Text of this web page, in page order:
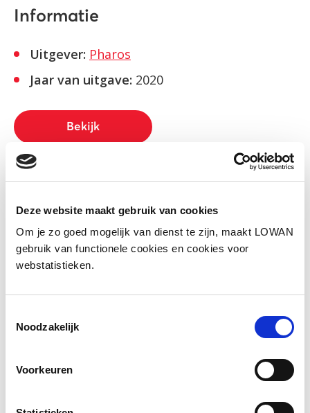
Deze website maakt gebruik van cookies
Om je zo goed mogelijk van dienst te zijn, maakt LOWAN
gebruik van functionele cookies en cookies voor
webstatistieken.
Noodzakelijk
Voorkeuren
Informatie
Uitgever: Pharos
Jaar van uitgave: 2020
Bekijk
Social media
Deel deze pagina
FacebookLinkedIn
Gerelateerd lesmateriaal